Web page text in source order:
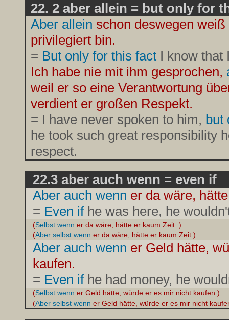
22. 2 aber allein = but only for
Aber allein schon deswegen
privilegiert bin.
= But only for this fact I know that
Ich habe nie mit ihm gesprochen,
weil er so eine Verantwortung
verdient er großen Respekt.
= I have never spoken to him, but
he took such great responsibility
respect.
22.3 aber auch wenn = even if
Aber auch wenn er da wäre,
= Even if he was here, he
(Selbst wenn er da wäre, hätte er kaum Zeit. )
(Aber selbst wenn er da wäre, hätte er kaum Zeit.)
Aber auch wenn er Geld hätte,
kaufen.
= Even if he had money, he
(Selbst wenn er Geld hätte, würde er es mir nicht kaufen.)
(Aber selbst wenn er Geld hätte, würde er es mir nicht